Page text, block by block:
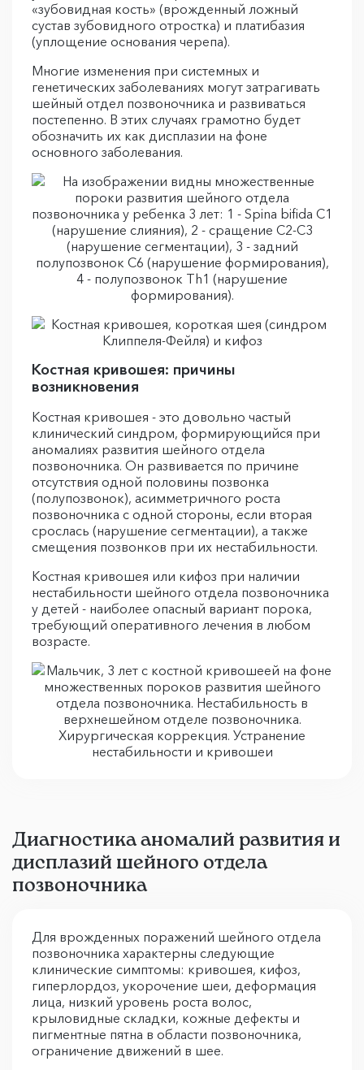
«зубовидная кость» (врожденный ложный
сустав зубовидного отростка) и платибазия
(уплощение основания черепа).
Многие изменения при системных и
генетических заболеваниях могут затрагивать
шейный отдел позвоночника и развиваться
постепенно. В этих случаях грамотно будет
обозначить их как дисплазии на фоне
основного заболевания.
Костная кривошея: причины
возникновения
Костная кривошея - это довольно частый
клинический синдром, формирующийся при
аномалиях развития шейного отдела
позвоночника. Он развивается по причине
отсутствия одной половины позвонка
(полупозвонок), асимметричного роста
позвоночника с одной стороны, если вторая
срослась (нарушение сегментации), а также
смещения позвонков при их нестабильности.
Костная кривошея или кифоз при наличии
нестабильности шейного отдела позвоночника
у детей - наиболее опасный вариант порока,
требующий оперативного лечения в любом
возрасте.
Диагностика аномалий развития и
дисплазий шейного отдела
позвоночника
Для врожденных поражений шейного отдела
позвоночника характерны следующие
клинические симптомы: кривошея, кифоз,
гиперлордоз, укорочение шеи, деформация
лица, низкий уровень роста волос,
крыловидные складки, кожные дефекты и
пигментные пятна в области позвоночника,
ограничение движений в шее.